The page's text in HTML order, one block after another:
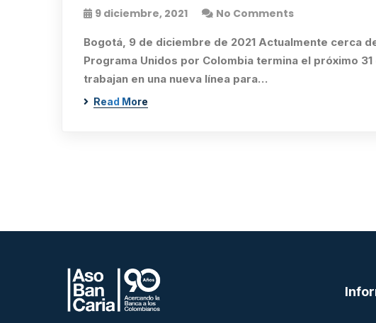
9 diciembre, 2021 No Comments
Bogotá, 9 de diciembre de 2021 Actualmente cerca
Programa Unidos por Colombia termina el próximo
trabajan en una nueva línea para…
Read More